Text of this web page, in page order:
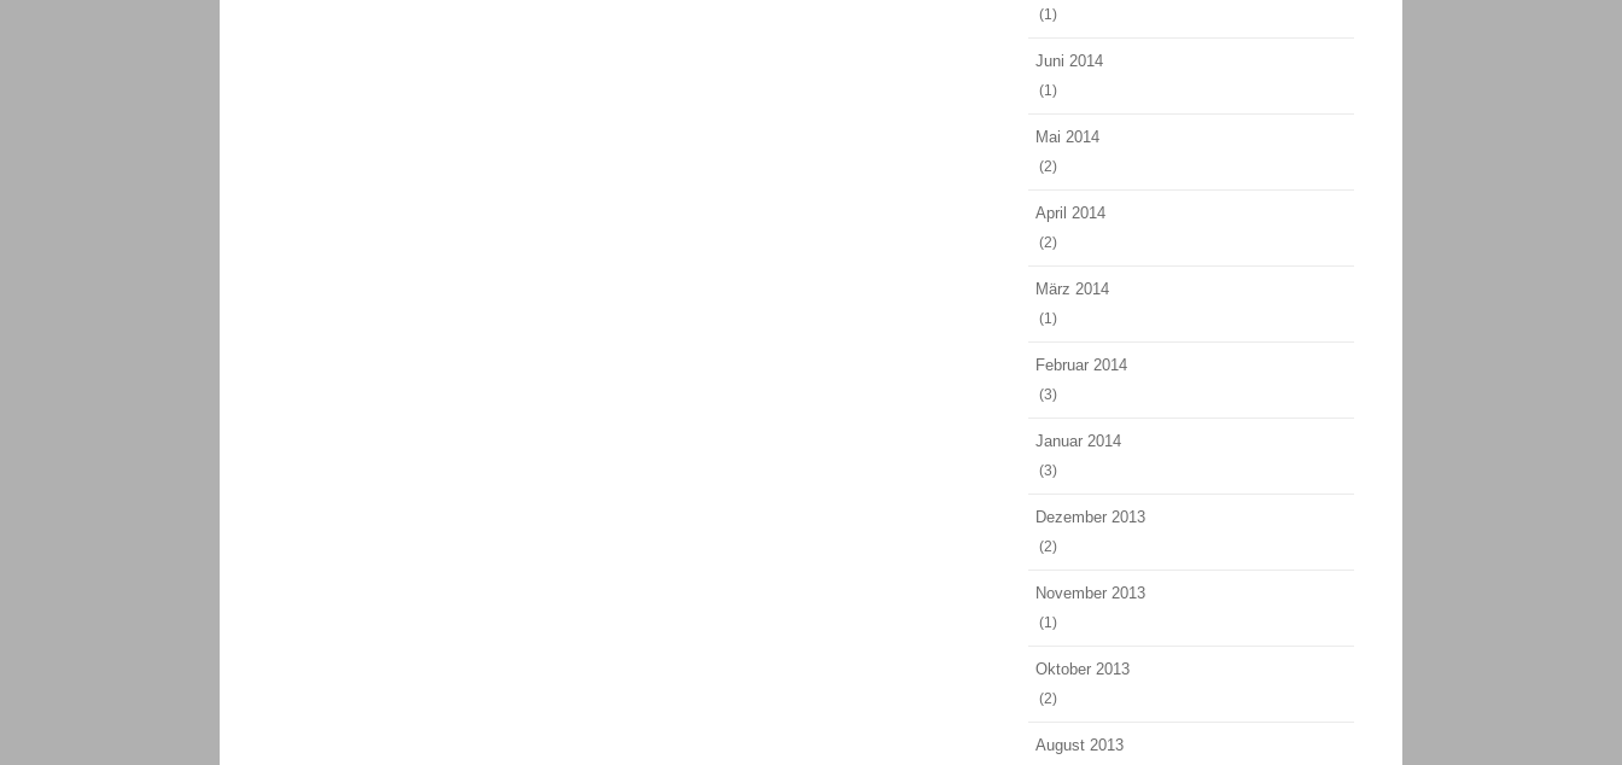
(1)
Juni 2014
(1)
Mai 2014
(2)
April 2014
(2)
März 2014
(1)
Februar 2014
(3)
Januar 2014
(3)
Dezember 2013
(2)
November 2013
(1)
Oktober 2013
(2)
August 2013